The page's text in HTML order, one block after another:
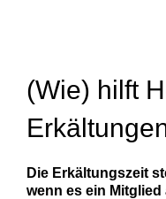
(Wie) hilft
Die Erkältungszeit
wenn es ein